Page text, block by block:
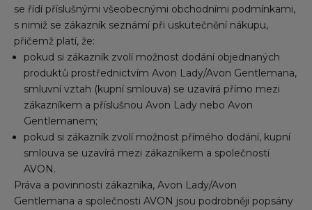
se řídí příslušnými všeobecnými obchodními podmínkami,
s nimiž se zákazník seznámí při uskutečnění nákupu,
přičemž platí, že:
pokud si zákazník zvolí možnost dodání objednaných
produktů prostřednictvím Avon Lady/Avon Gentlemana,
smluvní vztah (kupní smlouva) se uzavírá přímo mezi
zákazníkem a příslušnou Avon Lady nebo Avon
Gentlemanem;
pokud si zákazník zvolí možnost přímého dodání, kupní
smlouva se uzavírá mezi zákazníkem a společností
AVON.
Práva a povinnosti zákazníka, Avon Lady/Avon
Gentlemana a společnosti AVON jsou podrobněji popsány